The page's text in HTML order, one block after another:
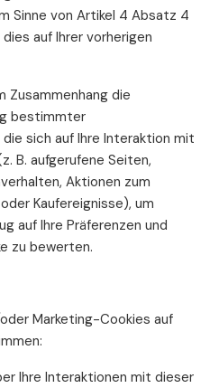
Sinne von Artikel 4 Absatz 4
auf Ihrer vorherigen
Zusammenhang die
bestimmter
sich auf Ihre Interaktion mit
B. aufgerufene Seiten,
Aktionen zum
Kaufereignisse), um
auf Ihre Präferenzen und
zu bewerten.
Marketing-Cookies auf
Ihre Interaktionen mit dieser